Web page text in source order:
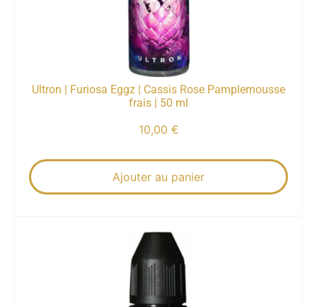
Ultron | Furiosa Eggz | Cassis Rose Pamplemousse
frais | 50 ml
10,00 €
Ajouter au panier